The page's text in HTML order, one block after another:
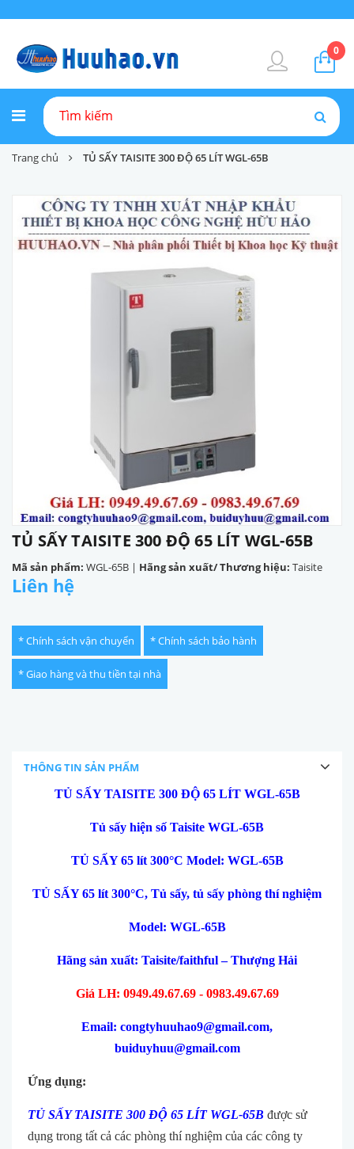
0
Trang chủ TỦ SẤY TAISITE 300 ĐỘ 65 LÍT WGL-65B
TỦ SẤY TAISITE 300 ĐỘ 65 LÍT WGL-65B
Mã sản phẩm: WGL-65B | Hãng sản xuất/ Thương hiệu: Taisite
Liên hệ
* Chính sách vận chuyển * Chính sách bảo hành
* Giao hàng và thu tiền tại nhà
THÔNG TIN SẢN PHẨM
TỦ SẤY TAISITE 300 ĐỘ 65 LÍT WGL-65B
Tủ sấy hiện số Taisite WGL-65B
TỦ SẤY 65 lít 300°C Model: WGL-65B
TỦ SẤY 65 lít 300°C, Tủ sấy, tủ sấy phòng thí nghiệm
Model: WGL-65B
Hãng sản xuất: Taisite/faithful – Thượng Hải
Giá LH: 0949.49.67.69 - 0983.49.67.69
Email: congtyhuuhao9@gmail.com,
buiduyhuu@gmail.com
Ứng dụng:
TỦ SẤY TAISITE 300 ĐỘ 65 LÍT WGL-65B được sử
dụng trong tất cả các phòng thí nghiệm của các công ty